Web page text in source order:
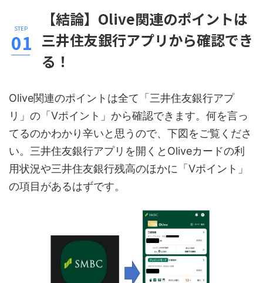
【結論】Olive関連のポイントは
三井住友銀行アプリから確認でき
る！
Olive関連のポイントは全て「三井住友銀行アプ
リ」の「Vポイント」から確認できます。何を言っ
てるのかわかり辛いと思うので、下図をご覧くださ
い。三井住友銀行アプリを開くとOliveカードの利
用状況や三井住友銀行残高のほかに「Vポイント」
の項目があるはずです。